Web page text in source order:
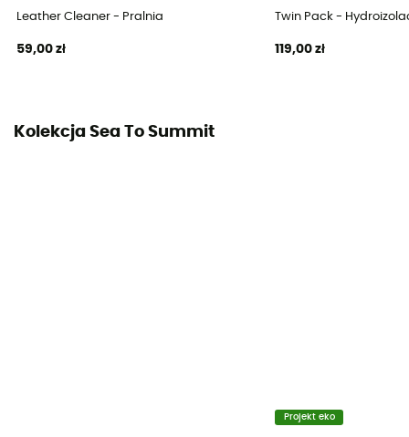
Leather Cleaner - Pralnia
59,00 zł
Twin Pack -
119,00 zł
Kolekcja Sea To Summit
Projekt eko